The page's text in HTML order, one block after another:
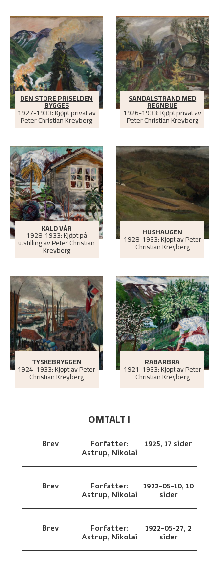
DEN STORE PRISELDEN
BYGGES
1927-1933: Kjøpt privat av
Peter Christian Kreyberg
SANDALSTRAND MED
REGNBUE
1926-1933: Kjøpt privat av
Peter Christian Kreyberg
KALD VÅR
1928-1933: Kjøpt på
utstilling av Peter Christian
Kreyberg
HUSHAUGEN
1928-1933: Kjøpt av Peter
Christian Kreyberg
TYSKEBRYGGEN
1924-1933: Kjøpt av Peter
Christian Kreyberg
RABARBRA
1921-1933: Kjøpt av Peter
Christian Kreyberg
OMTALT I
Brev Forfatter:
Astrup, Nikolai
1925,17 sider
Brev Forfatter:
Astrup, Nikolai
1922-05-10,10
sider
Brev Forfatter:
Astrup, Nikolai
1922-05-27, 2
sider